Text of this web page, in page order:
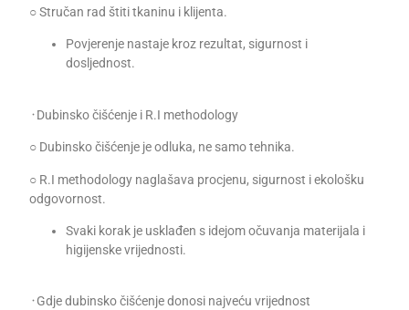
○ Stručan rad štiti tkaninu i klijenta.
Povjerenje nastaje kroz rezultat, sigurnost i
dosljednost.
᠂ Dubinsko čišćenje i R.I methodology
○ Dubinsko čišćenje je odluka, ne samo tehnika.
○ R.I methodology naglašava procjenu, sigurnost i ekološku
odgovornost.
Svaki korak je usklađen s idejom očuvanja materijala i
higijenske vrijednosti.
᠂ Gdje dubinsko čišćenje donosi najveću vrijednost